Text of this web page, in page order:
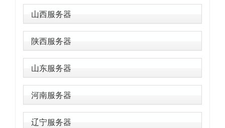
山西服务器
陕西服务器
山东服务器
河南服务器
辽宁服务器